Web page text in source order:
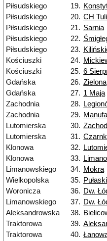
Piłsudskiego
19.
Piłsudskiego
20. CH
Piłsudskiego
21. Sarnia
Piłsudskiego
22.
Piłsudskiego
23.
Kościuszki
24.
Kościuszki
25. 6
Gdańska
26. Zielona
Gdańska
27. 1 Maja
Zachodnia
28.
Zachodnia
29.
Lutomierska
30.
Lutomierska
31.
Klonowa
32.
Klonowa
33.
Limanowskiego
34. Mokra
Wielkopolska
35.
Woronicza
36. Dw.
Limanowskiego
37. Dw.
Aleksandrowska
38.
Traktorowa
39.
Traktorowa
40.